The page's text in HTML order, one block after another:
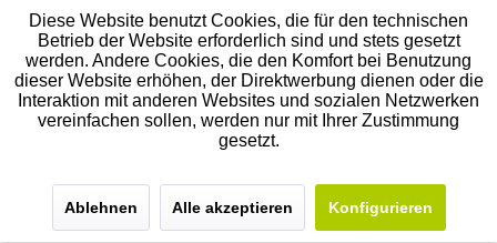
Kontakt
den Bedürfnissen und Anforderungen unserer Kunden.
Wenn Sie Fragen oder Anregungen zu unseren Produkten
Diese Website benutzt Cookies, die für den technischen
Betrieb der Website erforderlich sind und stets gesetzt
werden. Andere Cookies, die den Komfort bei Benutzung
dieser Website erhöhen, der Direktwerbung dienen oder die
Interaktion mit anderen Websites und sozialen Netzwerken
vereinfachen sollen, werden nur mit Ihrer Zustimmung
gesetzt.
Ablehnen Alle akzeptieren Konfigurieren